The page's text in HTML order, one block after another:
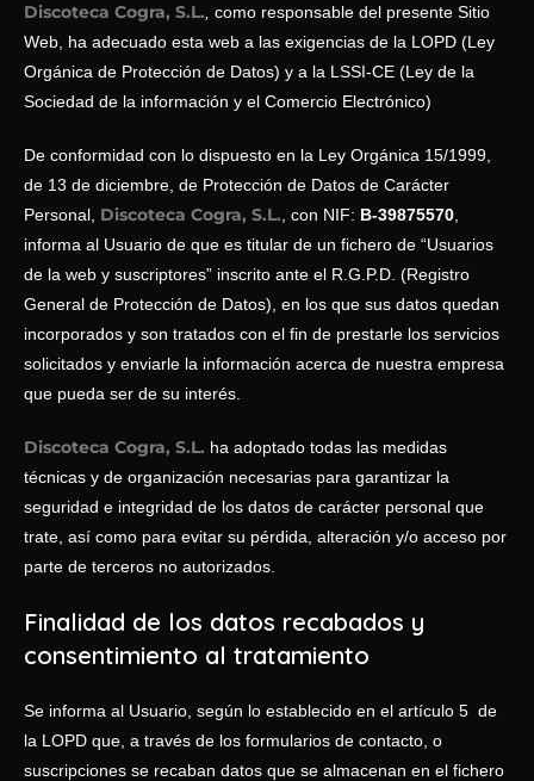
Discoteca Cogra, S.L. como responsable del presente Sitio
Web, ha adecuado esta web a las exigencias de la LOPD (Ley
Orgánica de Protección de Datos) y a la LSSI-CE (Ley de la
Sociedad de la información y el Comercio Electrónico)
De conformidad con lo dispuesto en la Ley Orgánica 15/1999,
de 13 de diciembre, de Protección de Datos de Carácter
Personal, Discoteca Cogra, S.L. , con NIF: B-39875570
informa al Usuario de que es titular de un fichero de “Usuarios
de la web y suscriptores” inscrito ante el R.G.P.D. (Registro
General de Protección de Datos), en los que sus datos quedan
incorporados y son tratados con el fin de prestarle los servicios
solicitados y enviarle la información acerca de nuestra empresa
que pueda ser de su interés.
Discoteca Cogra, S.L. ha adoptado todas las medidas
técnicas y de organización necesarias para garantizar la
seguridad e integridad de los datos de carácter personal que
trate, así como para evitar su pérdida, alteración y/o acceso por
parte de terceros no autorizados.
Finalidad de los datos recabados y
consentimiento al tratamiento
Se informa al Usuario, según lo establecido en el artículo 5 de
la LOPD que, a través de los formularios de contacto, o
suscripciones se recaban datos que se almacenan en el fichero